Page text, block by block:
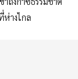
ห่างไกล